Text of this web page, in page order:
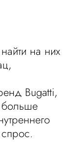
на них
Bugatti,
больше